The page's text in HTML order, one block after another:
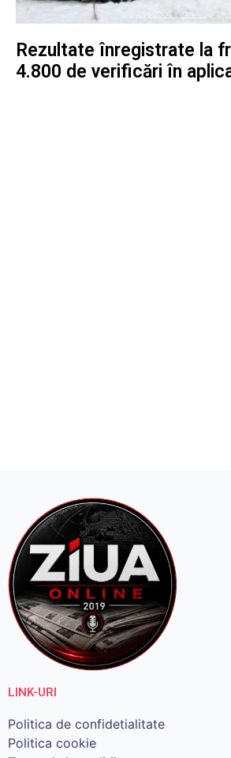
Rezultate înregistrate la
4.800 de verificări în
LINK-URI
Politica de confidetialitate
Politica cookie